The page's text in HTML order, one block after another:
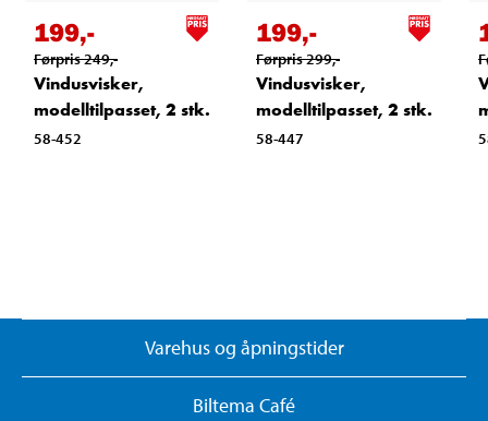
199,-
Førpris249,-
Vindusvisker,
modelltilpasset, 2 stk.
58-452
199,-
Førpris299,-
Vindusvisker,
modelltilpasset, 2 stk.
58-447
Varehus og åpningstider
Biltema Café